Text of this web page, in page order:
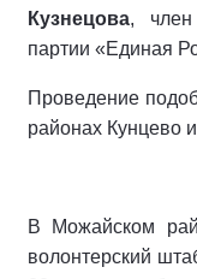
Кузнецова, член
партии «Единая
Проведение
районах Кунцево
В Можайском
волонтерский